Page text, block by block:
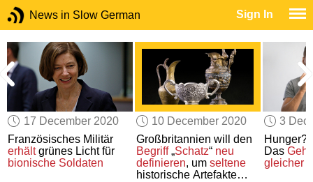
News in Slow German Sign In
17 December 2020
Französisches Militär
erhältgrünes Licht für
bionische Soldaten
10 December 2020
Großbritannien will den
Begriff„Schatz“ neu
definieren, um seltene
historische Artefakte
3
Hunger?
Das
gleicher